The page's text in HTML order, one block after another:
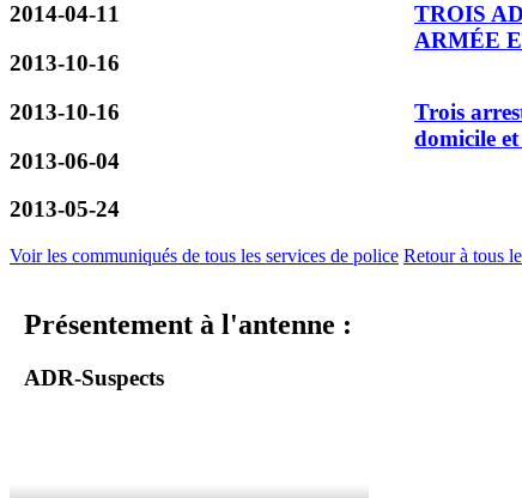
TROIS
ARMÉE
2014-04-11
2013-10-16
Trois
domicile
2013-10-16
2013-06-04
2013-05-24
Voir les communiqués de tous les services de police Retour à tous
Présentement à l'antenne :
ADR-Suspects